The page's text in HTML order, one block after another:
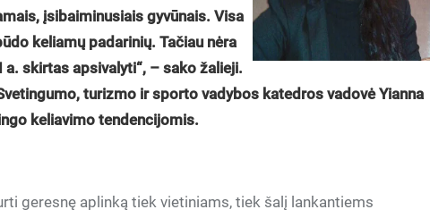
įsibaiminusiais gyvūnais. Visa
keliamų padarinių. Tačiau nėra
a. skirtas apsivalyti“, – sako žalieji.
turizmo ir sporto vadybos katedros vadovė Yianna
keliavimo tendencijomis.
geresnę aplinką tiek vietiniams, tiek šalį lankantiems